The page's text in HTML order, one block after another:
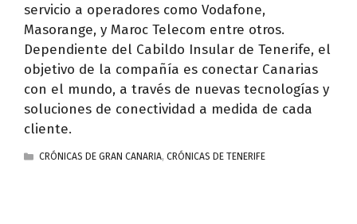
servicio a operadores como Vodafone,
Masorange, y Maroc Telecom entre otros.
Dependiente del Cabildo Insular de Tenerife, el
objetivo de la compañía es conectar Canarias
con el mundo, a través de nuevas tecnologías y
soluciones de conectividad a medida de cada
cliente.
CATEGORÍAS
CRÓNICAS DE GRAN CANARIA,CRÓNICAS DE TENERIFE